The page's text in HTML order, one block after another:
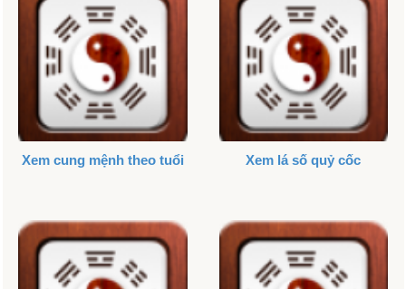
Xem cung mệnh theo tuổi Xem lá số quỷ cốc